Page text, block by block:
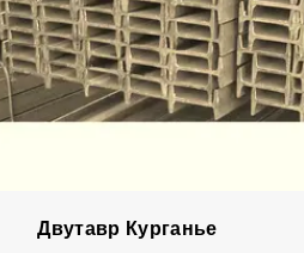
Двутавр Курганье